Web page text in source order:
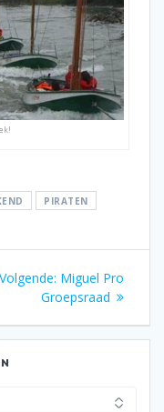
PIRATEN
Volgende: Volgend
bericht:
Miguel Pro
Groepsraad